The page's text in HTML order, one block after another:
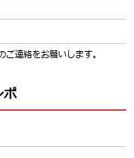
連絡をお願いします。
ポ